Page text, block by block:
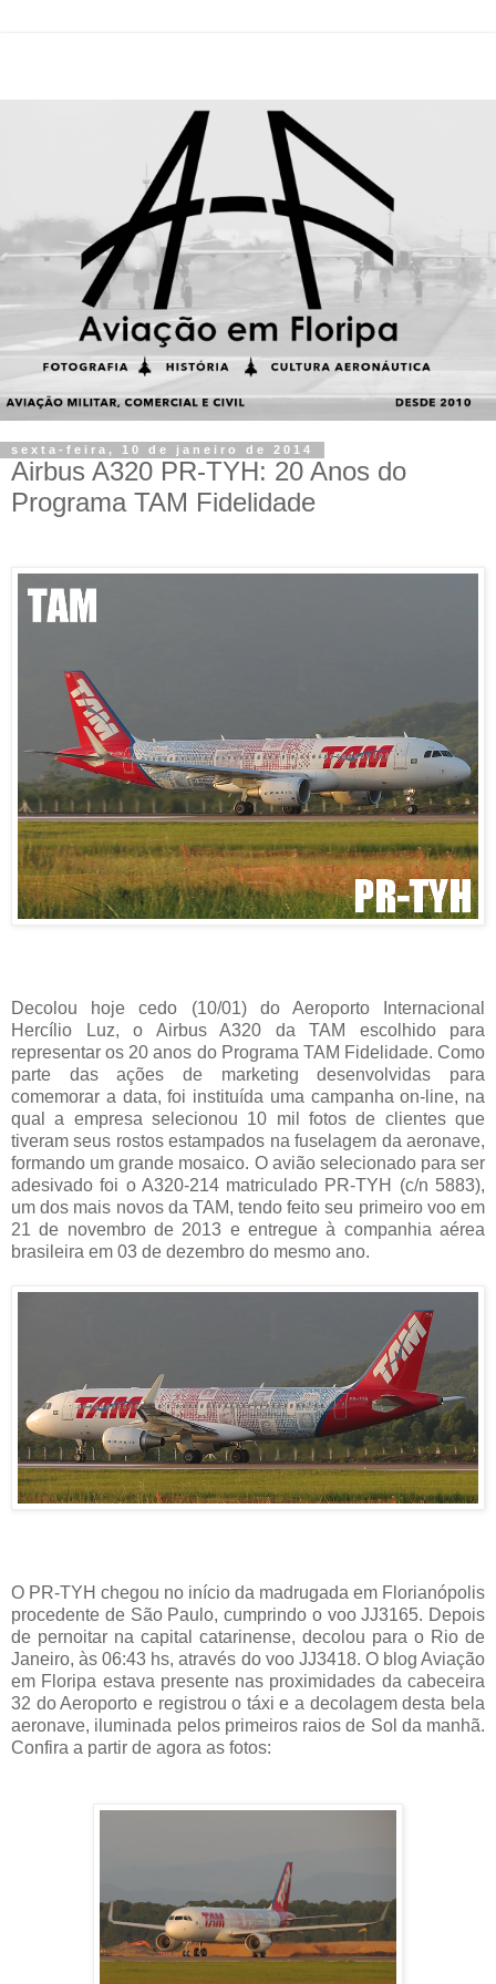
sexta-feira, 10 de janeiro de 2014
Airbus A320 PR-TYH: 20 Anos do
Programa TAM Fidelidade
Decolou hoje cedo (10/01) do Aeroporto Internacional
Hercílio Luz, o Airbus A320 da TAM escolhido para
representar os 20 anos do Programa TAM Fidelidade. Como
parte das ações de marketing desenvolvidas para
comemorar a data, foi instituída uma campanha on-line, na
qual a empresa selecionou 10 mil fotos de clientes que
tiveram seus rostos estampados na fuselagem da aeronave,
formando um grande mosaico. O avião selecionado para ser
adesivado foi o A320-214 matriculado PR-TYH (c/n 5883),
um dos mais novos da TAM, tendo feito seu primeiro voo em
21 de novembro de 2013 e entregue à companhia aérea
brasileira em 03 de dezembro do mesmo ano.
O PR-TYH chegou no início da madrugada em Florianópolis
procedente de São Paulo, cumprindo o voo JJ3165. Depois
de pernoitar na capital catarinense, decolou para o Rio de
Janeiro, às 06:43 hs, através do voo JJ3418. O blog Aviação
em Floripa estava presente nas proximidades da cabeceira
32 do Aeroporto e registrou o táxi e a decolagem desta bela
aeronave, iluminada pelos primeiros raios de Sol da manhã.
Confira a partir de agora as fotos: